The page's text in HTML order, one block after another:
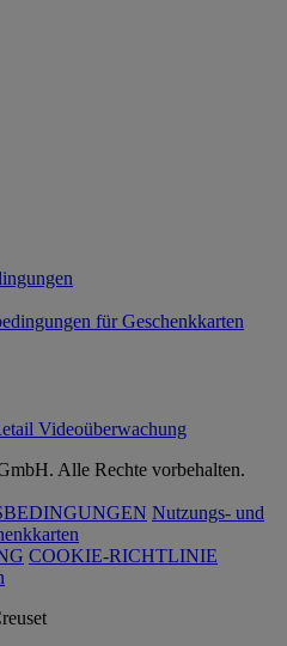
für Geschenkkarten
Videoüberwachung
Alle Rechte vorbehalten.
Nutzungs- und
COOKIE-RICHTLINIE